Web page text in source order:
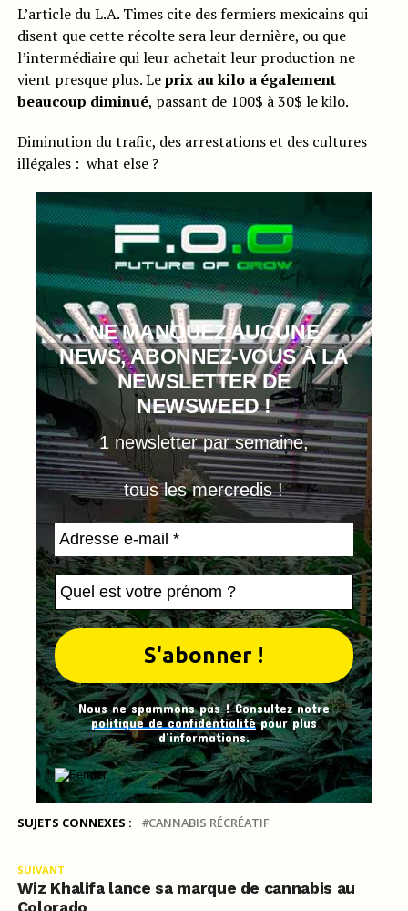
L’article du L.A. Times cite des fermiers mexicains qui
disent que cette récolte sera leur dernière, ou que
l’intermédiaire qui leur achetait leur production ne
vient presque plus. Leprix au kilo a également
beaucoup diminué, passant de 100$ à 30$ le kilo.
Diminution du trafic, des arrestations et des cultures
illégales : what else ?
NE MANQUEZ AUCUNE
NEWS, ABONNEZ-VOUS À LA
NEWSLETTER DE
NEWSWEED !
1 newsletter par semaine,
tous les mercredis !
Nous ne spammons pas ! Consultez notre
politique de confidentialitépour plus
d’informations.
SUJETS CONNEXES : CANNABIS RÉCRÉATIF
SUIVANT
Wiz Khalifa lance sa marque de cannabis au